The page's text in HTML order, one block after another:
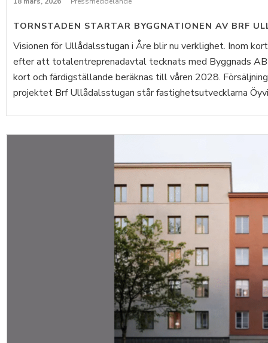
TORNSTADEN STARTAR BYGGNATIONEN AV BRF
Visionen för Ullådalsstugan i Åre blir nu verklighet. Inom
efter att totalentreprenadavtal tecknats med Byggnads
kort och färdigställande beräknas till våren 2028.
projektet Brf Ullådalsstugan står fastighetsutvecklarna